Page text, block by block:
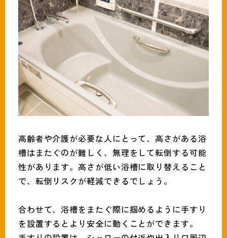
高齢者や介護が必要な人にとって、高さがある浴
槽はまたぐのが難しく、無理をして転倒する可能
性があります。高さが低い浴槽に取り替えること
で、転倒リスクが軽減できるでしょう。
合わせて、浴槽をまたぐ際に掴めるように手すり
を設置するとより安全に動くことができます。